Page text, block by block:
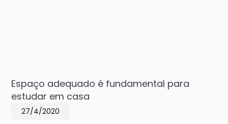
Espaço adequado é fundamental para
estudar em casa
27/4/2020